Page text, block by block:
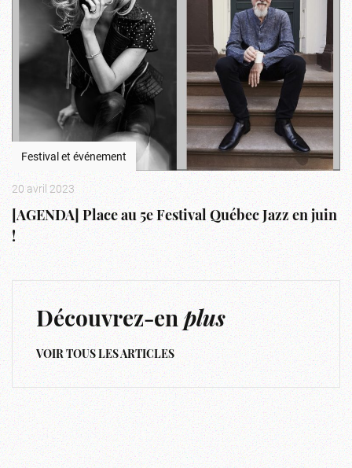
Festival et événement
20 avril 2023
[AGENDA] Place au 5e Festival Québec Jazz en juin
!
Découvrez-enplus
VOIR TOUS LES ARTICLES